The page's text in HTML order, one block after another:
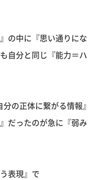
の中に『思い通りにな
自分と同じ『能力＝ハ
の正体に繋がる情報』
だったのが急に『弱み
表現』で